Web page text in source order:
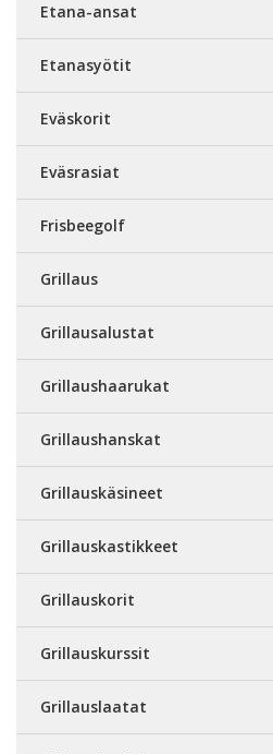
Etana-ansat
Etanasyötit
Eväskorit
Eväsrasiat
Frisbeegolf
Grillaus
Grillausalustat
Grillaushaarukat
Grillaushanskat
Grillauskäsineet
Grillauskastikkeet
Grillauskorit
Grillauskurssit
Grillauslaatat